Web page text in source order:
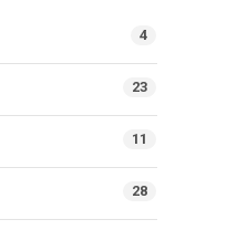
4
23
11
28